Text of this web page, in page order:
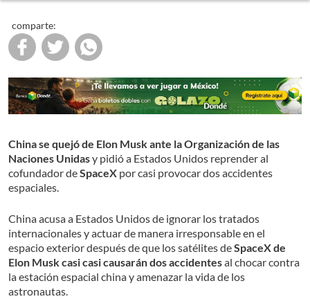
comparte:
China se quejó de Elon Musk ante la Organización de las
Naciones Unidasy pidió a Estados Unidos reprender al
cofundador deSpaceX por casi provocar dos accidentes
espaciales.
China acusa a Estados Unidos de ignorar los tratados
internacionales y actuar de manera irresponsable en el
espacio exterior después de que los satélites deSpaceX de
Elon Musk casi casi causarán dos accidentesal chocar contra
la estación espacial china y amenazar la vida de los
astronautas.